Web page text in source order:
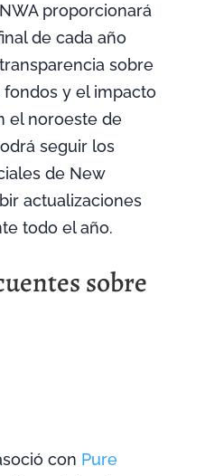
proporcionará
de cada año
sobre
y el impacto
el noroeste de
seguir los
de New
actualizaciones
todo el año.
sobre
con Pure